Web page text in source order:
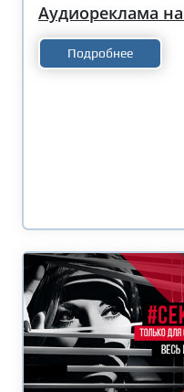
Аудиореклама
Подробнее